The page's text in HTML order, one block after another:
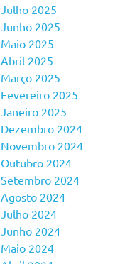
Julho 2025
Junho 2025
Maio 2025
Abril 2025
Março 2025
Fevereiro 2025
Janeiro 2025
Dezembro 2024
Novembro 2024
Outubro 2024
Setembro 2024
Agosto 2024
Julho 2024
Junho 2024
Maio 2024